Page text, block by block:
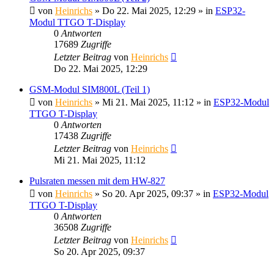
von Heinrichs » Do 22. Mai 2025, 12:29 » in ESP32-
Modul TTGO T-Display
0 Antworten
17689 Zugriffe
Letzter Beitrag von Heinrichs
Do 22. Mai 2025, 12:29
GSM-Modul SIM800L (Teil 1)
von Heinrichs » Mi 21. Mai 2025, 11:12 » in ESP32-Modul
TTGO T-Display
0 Antworten
17438 Zugriffe
Letzter Beitrag von Heinrichs
Mi 21. Mai 2025, 11:12
Pulsraten messen mit dem HW-827
von Heinrichs » So 20. Apr 2025, 09:37 » in ESP32-Modul
TTGO T-Display
0 Antworten
36508 Zugriffe
Letzter Beitrag von Heinrichs
So 20. Apr 2025, 09:37